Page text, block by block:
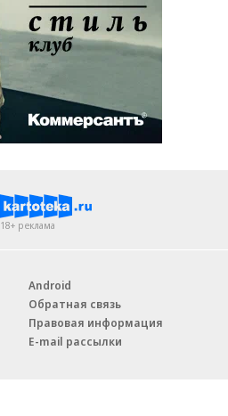
18+ реклама
Android
Обратная связь
Правовая информация
E-mail рассылки